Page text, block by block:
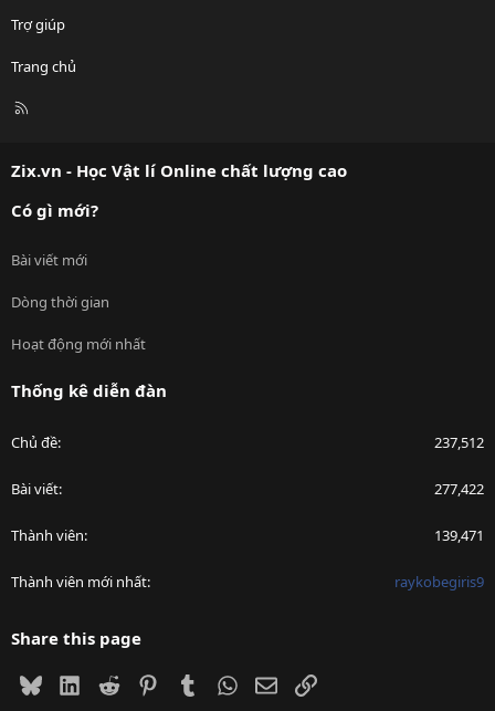
Trợ giúp
Trang chủ
R
Zix.vn - Học Vật lí Online chất lượng cao
Có gì mới?
Bài viết mới
Dòng thời gian
Hoạt động mới nhất
Thống kê diễn đàn
Chủ đề 237,512
Bài viết 277,422
Thành viên 139,471
Thành viên mới nhất raykobegiris9
Share this page
BlueskyLinkedIn
Reddit PinterestTumblrWhatsApp
EmailLink